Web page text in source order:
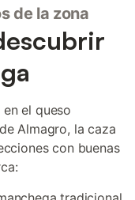
de la zona
el queso
Almagro, la caza
con buenas